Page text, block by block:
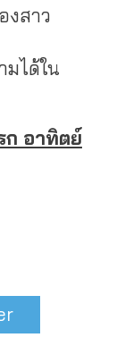
งสาว
มได้ใน
ก อาทิตย์